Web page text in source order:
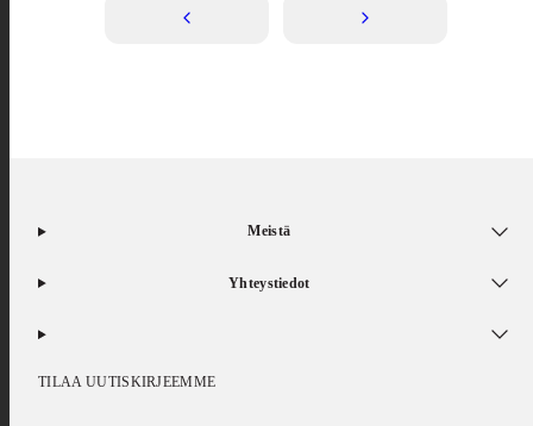
Meistä
Yhteystiedot
TILAA UUTISKIRJEEMME